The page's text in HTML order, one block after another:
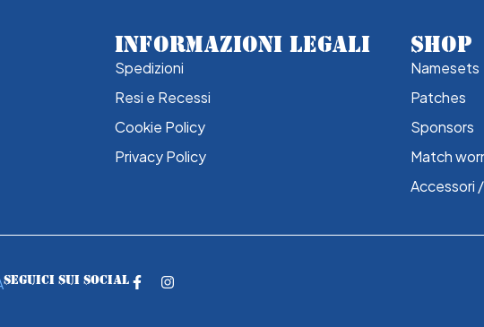
INFORMAZIONI LEGALI
Spedizioni
Resi e Recessi
Cookie Policy
Privacy Policy
SHOP
Namesets
Patches
Sponsors
Match
Accessori
SEGUICI SUI SOCIAL